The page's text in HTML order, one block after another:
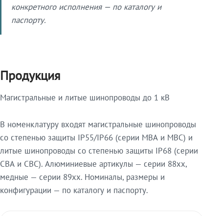
конкретного исполнения — по каталогу и
паспорту.
Продукция
Магистральные и литые шинопроводы до 1 кВ
В номенклатуру входят магистральные шинопроводы
со степенью защиты IP55/IP66 (серии МВА и МВС) и
литые шинопроводы со степенью защиты IP68 (серии
СВА и СВС). Алюминиевые артикулы — серии 88xx,
медные — серии 89xx. Номиналы, размеры и
конфигурации — по каталогу и паспорту.